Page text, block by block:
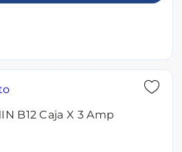
B12 Caja X 3 Amp